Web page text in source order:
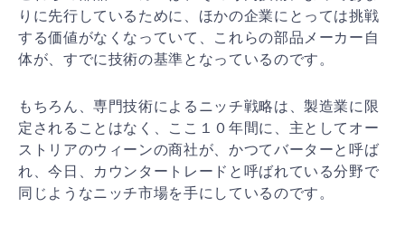
りに先行しているために、ほかの企業にとっては挑戦
する価値がなくなっていて、これらの部品メーカー自
体が、すでに技術の基準となっているのです。
もちろん、専門技術によるニッチ戦略は、製造業に限
定さ れることはなく、ここ１０年間に、主としてオー
ストリアのウィーンの商社が、かつてバーターと呼ば
れ、今日、カ ウンタートレードと呼ばれている分野で
同じようなニッチ市場を手にしているのです。